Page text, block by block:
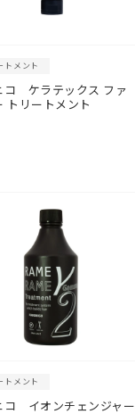
トメント
コ ケラテックス ファ
トリートメント
トメント
コ イオンチェンジャー